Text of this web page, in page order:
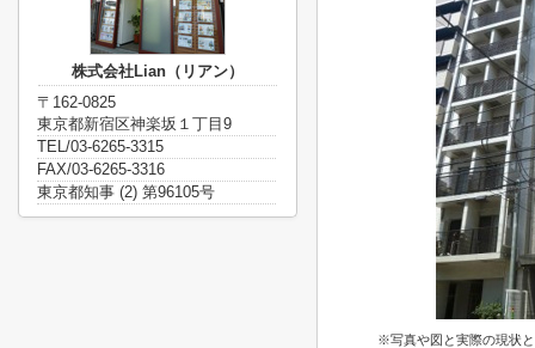
※写真や図と実際の現状
株式会社Lian（リアン）
〒162-0825
東京都新宿区神楽坂１丁目9
TEL/03-6265-3315
FAX/03-6265-3316
東京都知事 (2) 第96105号